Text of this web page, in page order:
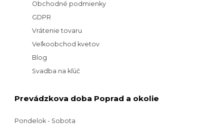
Obchodné podmienky
GDPR
Vrátenie tovaru
Veľkoobchod kvetov
Blog
Svadba na kľúč
Prevádzkova doba Poprad a okolie
Pondelok - Sobota